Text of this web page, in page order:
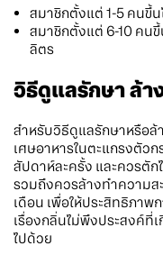
สมาชิกตั้งแต่ 1-5 คนขึ้น
สมาชิกตั้งแต่ 6-10 คน
ลิตร
วิธีดูแลรักษา ล้า
สำหรับวิธีดูแลรักษาหรือล้
เศษอาหารในตะแกรงตัว
สัปดาห์ละครั้ง และควรตั
รวมถึงควรล้างทำความส
เดือน เพื่อให้ประสิทธิภาพ
เรื่องกลิ่นไม่พึงประสงค์ที่
ไปด้วย